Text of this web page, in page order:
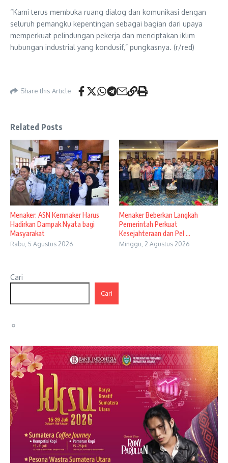
“Kami terus membuka ruang dialog dan komunikasi dengan
seluruh pemangku kepentingan sebagai bagian dari upaya
memperkuat pelindungan pekerja dan menciptakan iklim
hubungan industrial yang kondusif,” pungkasnya. (r/red)
Share this Article
Related Posts
Menaker: ASN Kemnaker Harus
Hadirkan Dampak Nyata bagi
Masyarakat
Rabu, 5 Agustus 2026
Menaker Beberkan Langkah
Pemerintah Perkuat
Kesejahteraan dan Pel ...
Minggu, 2 Agustus 2026
Cari
Cari